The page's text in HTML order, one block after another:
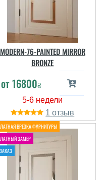
MODERN-76-PAINTED MIRROR
BRONZE
от16800₴
1